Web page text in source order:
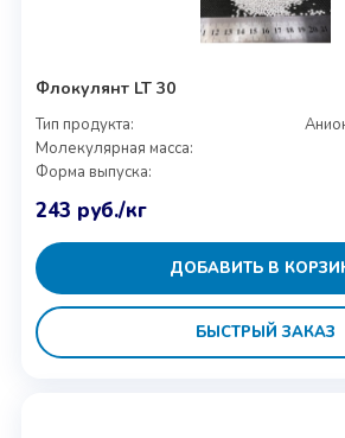
Флокулянт LT 30
Тип продукта:
Молекулярная масса:
Форма выпуска:
243 руб./кг
ДОБАВИТЬ В
БЫСТРЫЙ ЗАКАЗ